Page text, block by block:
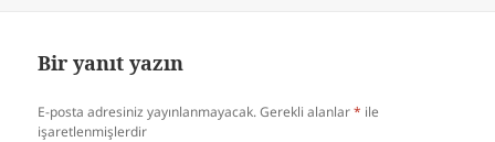
Bir yanıt yazın
E-posta adresiniz yayınlanmayacak. Gerekli alanlar* ile
işaretlenmişlerdir